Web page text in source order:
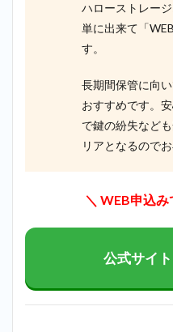
ハローストレー
単に出来て「
す。
長期間保管に向
おすすめです。
で鍵の紛失など
リアとなるのでお
＼ WEB申込
公式サイ